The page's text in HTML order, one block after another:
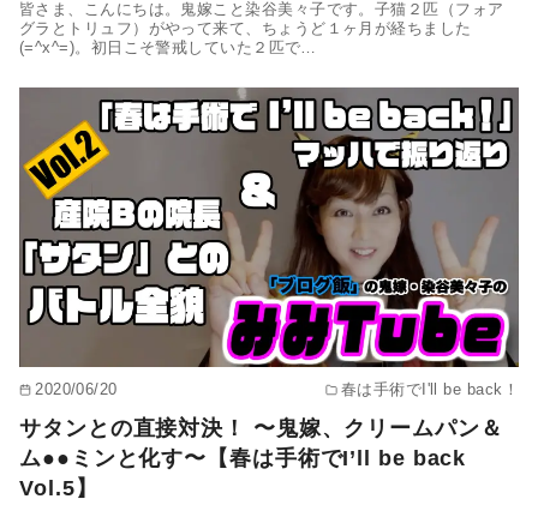
皆さま、こんにちは。鬼嫁こと染谷美々子です。子猫２匹（フォア
グラとトリュフ）がやって来て、ちょうど１ヶ月が経ちました
(=^x^=)。初日こそ警戒していた２匹で…
2020/06/20 春は手術でI'll be back！
サタンとの直接対決！ 〜鬼嫁、クリームパン＆
ム●●ミンと化す〜【春は手術でI’ll be back
Vol.5】